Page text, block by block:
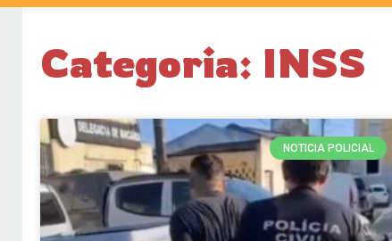
Categoria: INSS
NOTICIA POLICIAL